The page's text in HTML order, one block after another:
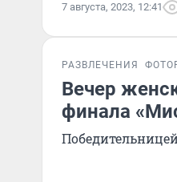
7 августа, 2023, 12:41
РАЗВЛЕЧЕНИЯ
Вечер
финала